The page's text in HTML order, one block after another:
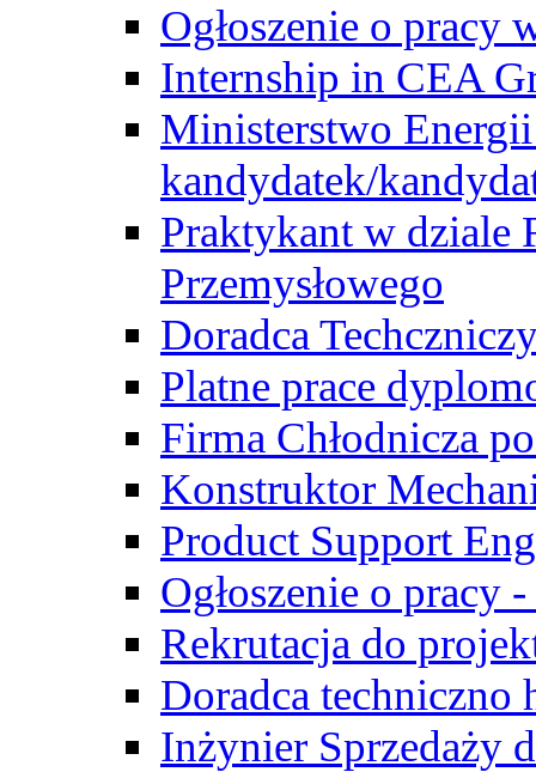
Ogłoszenie o pracy
Internship in CEA
Ministerstwo
kandydatek/
Praktykant w dziale
Przemysłowego
Doradca
Platne prace
Firma Chłodnicza
Konstruktor
Product Support
Ogłoszenie o pracy
Rekrutacja do
Doradca techniczno
Inżynier Sprzedaży